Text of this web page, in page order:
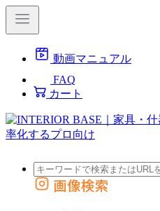
動画マニュアル
FAQ
カート
外部サイトの商品をカートに追加
画像検索